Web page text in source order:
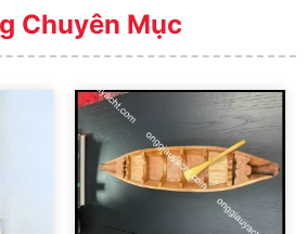
Chuyên Mục